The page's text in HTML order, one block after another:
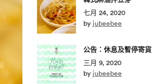
七月 24, 2020
by jubeebee
公告：休息及暫停寄貨
三月 9, 2020
by jubeebee